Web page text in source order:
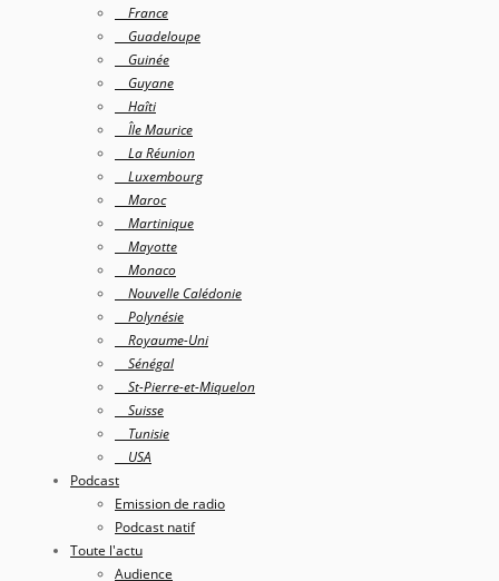
France
Guadeloupe
Guinée
Guyane
Haîti
Île Maurice
La Réunion
Luxembourg
Maroc
Martinique
Mayotte
Monaco
Nouvelle Calédonie
Polynésie
Royaume-Uni
Sénégal
St-Pierre-et-Miquelon
Suisse
Tunisie
USA
Podcast
Emission de radio
Podcast natif
Toute l'actu
Audience